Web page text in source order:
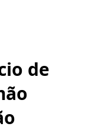
de